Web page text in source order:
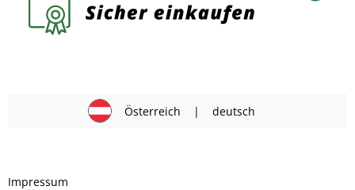
Österreich | deutsch
Impressum